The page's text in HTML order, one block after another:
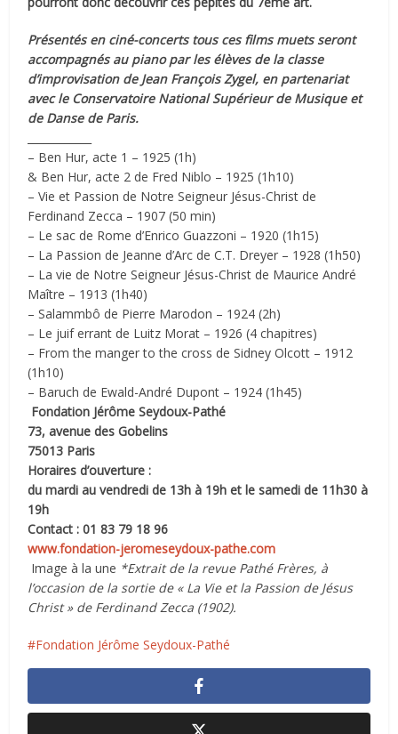
Présentés en ciné-concerts tous ces films muets seront
accompagnés au piano par les élèves de la classe
d’improvisation de Jean François Zygel, en partenariat
avec le Conservatoire National Supérieur de Musique et
de Danse de Paris.
– Ben Hur, acte 1 – 1925 (1h)
& Ben Hur, acte 2 de Fred Niblo – 1925 (1h10)
– Vie et Passion de Notre Seigneur Jésus-Christ de
Ferdinand Zecca – 1907 (50 min)
– Le sac de Rome d’Enrico Guazzoni – 1920 (1h15)
– La Passion de Jeanne d’Arc de C.T. Dreyer – 1928 (1h50)
– La vie de Notre Seigneur Jésus-Christ de Maurice André
Maître – 1913 (1h40)
– Salammbô de Pierre Marodon – 1924 (2h)
– Le juif errant de Luitz Morat – 1926 (4 chapitres)
– From the manger to the cross de Sidney Olcott – 1912
(1h10)
– Baruch de Ewald-André Dupont – 1924 (1h45)
Fondation Jérôme Seydoux-Pathé
73, avenue des Gobelins
75013 Paris
Horaires d’ouverture :
du mardi au vendredi de 13h à 19h et le samedi de 11h30 à
19h
Contact : 01 83 79 18 96
www.fondation-jeromeseydoux-pathe.com
Image à la une *Extrait de la revue Pathé Frères, à
l’occasion de la sortie de « La Vie et la Passion de Jésus
Christ » de Ferdinand Zecca (1902).
Fondation Jérôme Seydoux-Pathé